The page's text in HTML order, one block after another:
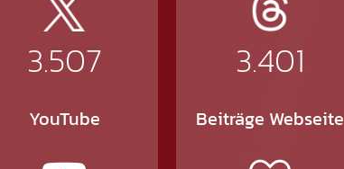
3.507 3.401
YouTube Beiträge Webseite